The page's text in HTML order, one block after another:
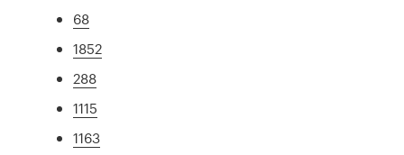
68
1852
288
1115
1163